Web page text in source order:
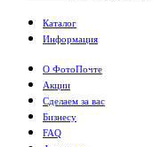
Каталог
Информация
О ФотоПочте
Акции
Сделаем за вас
Бизнесу
FAQ